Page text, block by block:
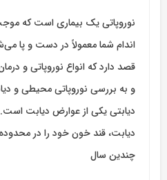
نوروپاتی یک بیماری است که
اندام شما معمولاً در دست ‌و پا
قصد دارد که انواع نوروپاتی و
و به بررسی نوروپاتی محیطی و
دیابتی یکی از عوارض دیابت است.
دیابت، قند خون خود را در محدوده
چندین سال